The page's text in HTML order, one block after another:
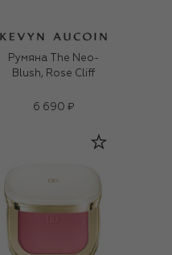
Румяна The Neo-
Blush, Rose Cliff
6 690 ₽